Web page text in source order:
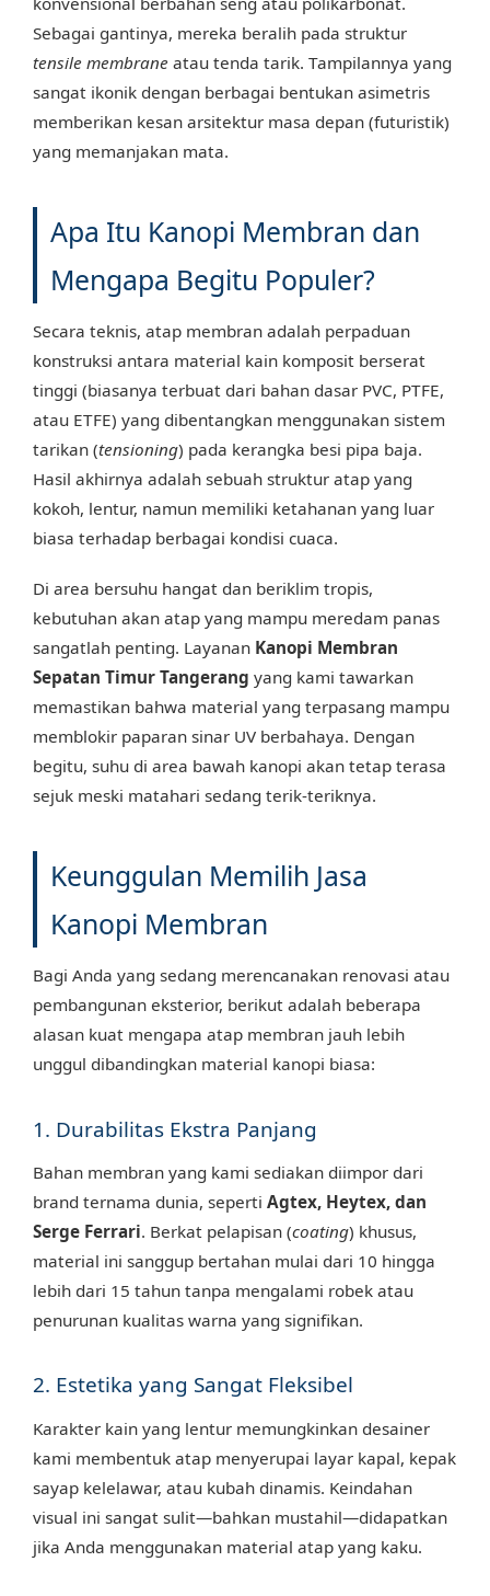
Sebagai gantinya, mereka beralih pada struktur
tensile membrane atau tenda tarik. Tampilannya yang
sangat ikonik dengan berbagai bentukan asimetris
memberikan kesan arsitektur masa depan (futuristik)
yang memanjakan mata.
Apa Itu Kanopi Membran dan
Mengapa Begitu Populer?
Secara teknis, atap membran adalah perpaduan
konstruksi antara material kain komposit berserat
tinggi (biasanya terbuat dari bahan dasar PVC, PTFE,
atau ETFE) yang dibentangkan menggunakan sistem
tarikan (tensioning) pada kerangka besi pipa baja.
Hasil akhirnya adalah sebuah struktur atap yang
kokoh, lentur, namun memiliki ketahanan yang luar
biasa terhadap berbagai kondisi cuaca.
Di area bersuhu hangat dan beriklim tropis,
kebutuhan akan atap yang mampu meredam panas
sangatlah penting. Layanan Kanopi Membran
Sepatan Timur Tangerang yang kami tawarkan
memastikan bahwa material yang terpasang mampu
memblokir paparan sinar UV berbahaya. Dengan
begitu, suhu di area bawah kanopi akan tetap terasa
sejuk meski matahari sedang terik-teriknya.
Keunggulan Memilih Jasa
Kanopi Membran
Bagi Anda yang sedang merencanakan renovasi atau
pembangunan eksterior, berikut adalah beberapa
alasan kuat mengapa atap membran jauh lebih
unggul dibandingkan material kanopi biasa:
1. Durabilitas Ekstra Panjang
Bahan membran yang kami sediakan diimpor dari
brand ternama dunia, seperti Agtex, Heytex, dan
Serge Ferrari. Berkat pelapisan (coating) khusus,
material ini sanggup bertahan mulai dari 10 hingga
lebih dari 15 tahun tanpa mengalami robek atau
penurunan kualitas warna yang signifikan.
2. Estetika yang Sangat Fleksibel
Karakter kain yang lentur memungkinkan desainer
kami membentuk atap menyerupai layar kapal, kepak
sayap kelelawar, atau kubah dinamis. Keindahan
visual ini sangat sulit—bahkan mustahil—didapatkan
jika Anda menggunakan material atap yang kaku.